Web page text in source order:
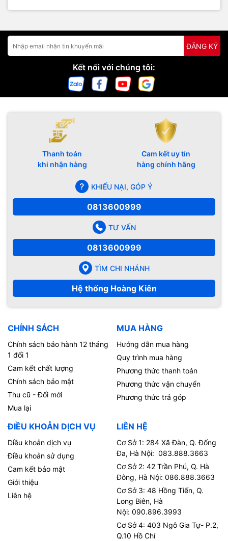
ĐĂNG KÝ
Kết nối với chúng tôi:
Thanh toán
khi nhận hàng
Cam kết uy tín
hàng chính hãng
KHIẾU NẠI, GÓP Ý
0813600999
TƯ VẤN
0813600999
TÌM CHI NHÁNH
Hệ thống Hoàng Kiên
CHÍNH SÁCH
Chính sách bảo hành 12 tháng
1 đổi 1
Cam kết chất lượng
Chính sách bảo mật
Thu cũ - Đổi mới
Mua lại
MUA HÀNG
Hướng dẫn mua hàng
Quy trình mua hàng
Phương thức thanh toán
Phương thức vận chuyển
Phương thức trả góp
ĐIỀU KHOẢN DỊCH VỤ
Diều khoản dịch vụ
Điều khoản sử dụng
Cam kết bảo mật
Giới thiệu
Liên hệ
LIÊN HỆ
Cơ Sở 1: 284 Xã Đàn, Q. Đống
Đa, Hà Nội: 083.888.3663
Cơ Sở 2: 42 Trần Phú, Q. Hà
Đông, Hà Nội: 086.888.3663
Cơ Sở 3: 48 Hồng Tiến, Q.
Long Biên, Hà
Nội: 090.896.3993
Cơ Sở 4: 403 Ngô Gia Tự- P.2,
Q.10 Hồ Chí